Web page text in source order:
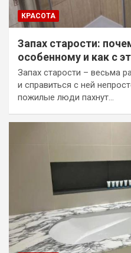
КРАСОТА
Запах старости:
особенному и как с
Запах старости – весьма
и справиться с ней
пожилые люди пахнут…